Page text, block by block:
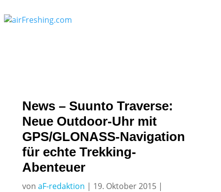
News – Suunto Traverse:
Neue Outdoor-Uhr mit
GPS/GLONASS-Navigation
für echte Trekking-
Abenteuer
von aF-redaktion | 19. Oktober 2015|